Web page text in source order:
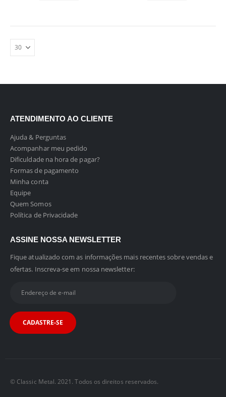
ATENDIMENTO AO CLIENTE
Ajuda & Perguntas
Acompanhar meu pedido
Dificuldade na hora de pagar?
Formas de pagamento
Minha conta
Equipe
Quem Somos
Política de Privacidade
ASSINE NOSSA NEWSLETTER
Fique atualizado com as informações mais recentes sobre vendas e
ofertas. Inscreva-se em nossa newsletter:
© Classic Metal. 2021. Todos os direitos reservados.